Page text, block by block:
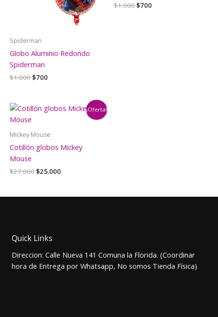
Spiderman
Globo Aluminio Redondo
Spiderman
$1.000El
$1.000.
$700El
$700.
$1.000El
$700El
¡Oferta!
Mickey Mouse
Cotillón globos Mickey
Mouse
$27.000El
era:
$25.000El
es:
Quick Links
Direccion: Calle Nueva 141 Comuna la Florida. (Coordinar
hora de Entrega por Whatsapp, No somos Tienda Física)